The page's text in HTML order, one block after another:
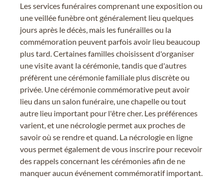
Les services funéraires comprenant une exposition ou
une veillée funèbre ont généralement lieu quelques
jours après le décès, mais les funérailles ou la
commémoration peuvent parfois avoir lieu beaucoup
plus tard. Certaines familles choisissent d'organiser
une visite avant la cérémonie, tandis que d'autres
préfèrent une cérémonie familiale plus discrète ou
privée. Une cérémonie commémorative peut avoir
lieu dans un salon funéraire, une chapelle ou tout
autre lieu important pour l'être cher. Les préférences
varient, et une nécrologie permet aux proches de
savoir où se rendre et quand. La nécrologie en ligne
vous permet également de vous inscrire pour recevoir
des rappels concernant les cérémonies afin de ne
manquer aucun événement commémoratif important.